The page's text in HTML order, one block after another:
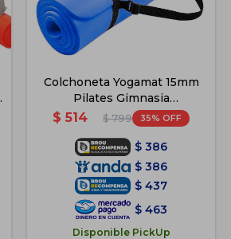
Colchoneta Yogamat 15mm
Pilates Gimnasia
Abdominales - Azul
$ 514 $ 799 35
$ 386
$ 386
$ 437
$ 463
Disponible PickUp